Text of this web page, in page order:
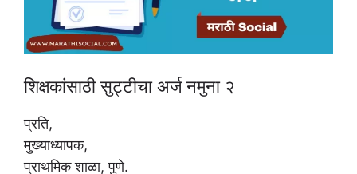
शिक्षकांसाठी सुट्टीचा अर्ज नमुना २
प्रति,
मुख्याध्यापक,
प्राथमिक शाळा, पुणे.